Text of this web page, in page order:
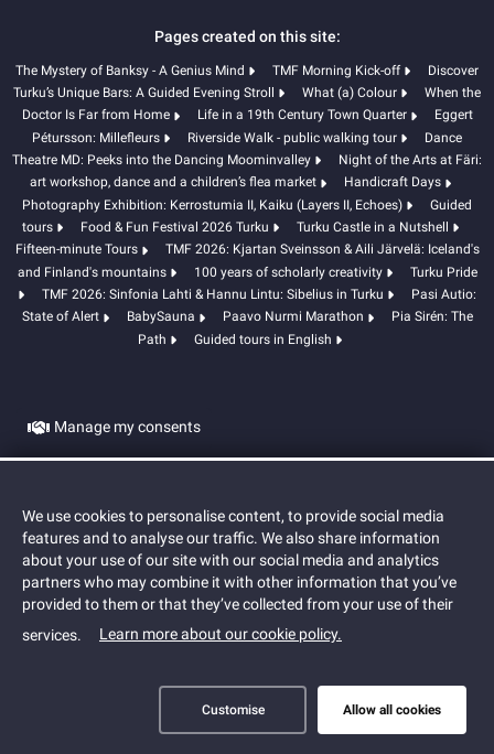
Pages created on this site:
The Mystery of Banksy - A Genius Mind TMF Morning Kick-off
Discover
Turku’s Unique Bars: A Guided Evening Stroll
What (a) Colour
When the
Doctor Is Far from Home
Life in a 19th Century Town Quarter
Eggert
Pétursson: Millefleurs
Riverside Walk - public walking tour
Dance
Theatre MD: Peeks into the Dancing Moominvalley
Night of the Arts at Färi:
art workshop, dance and a children’s flea market
Handicraft Days
Photography Exhibition: Kerrostumia II, Kaiku (Layers II, Echoes)
Guided
tours
Food & Fun Festival 2026 Turku
Turku Castle in a Nutshell
Fifteen-minute Tours
TMF 2026: Kjartan Sveinsson & Aili Järvelä: Iceland's
and Finland's mountains
100 years of scholarly creativity
Turku Pride
TMF 2026: Sinfonia Lahti & Hannu Lintu: Sibelius in Turku
Pasi Autio:
State of Alert
BabySauna Paavo Nurmi Marathon
Pia Sirén: The
Path
Guided tours in English
Manage my consents
Cookies
We use cookies to personalise content, to provide social media
features and to analyse our traffic. We also share information
about your use of our site with our social media and analytics
partners who may combine it with other information that you’ve
provided to them or that they’ve collected from your use of their
services.
Learn more about our cookie policy.
Customise Allow all cookies